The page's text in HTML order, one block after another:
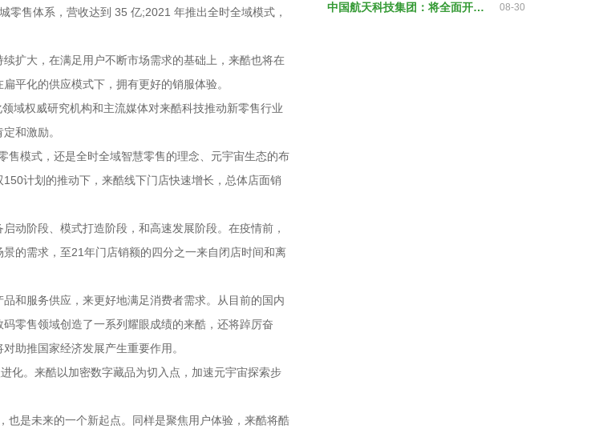
售体系，营收达到 35 亿;2021 年推出全时全域模式，
扩大，在满足用户不断市场需求的基础上，来酷也将在
平化的供应模式下，拥有更好的销服体验。
域权威研究机构和主流媒体对来酷科技推动新零售行业
和激励。
模式，还是全时全域智慧零售的理念、元宇宙生态的布
计划的推动下，来酷线下门店快速增长，总体店面销
动阶段、模式打造阶段，和高速发展阶段。在疫情前，
的需求，至21年门店销额的四分之一来自闭店时间和离
和服务供应，来更好地满足消费者需求。从目前的国内
零售领域创造了一系列耀眼成绩的来酷，还将踔厉奋
助推国家经济发展产生重要作用。
化。来酷以加密数字藏品为切入点，加速元宇宙探索步
也是未来的一个新起点。同样是聚焦用户体验，来酷将酷
中国航天科技集团：将全面开展载人空间站建设等国家科技重大专项任务 08-30